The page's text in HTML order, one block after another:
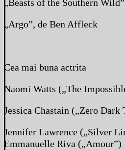
„Beasts of the Southern
„Argo”, de Ben Affleck
Cea mai buna actrita
Naomi Watts („The
Jessica Chastain („Zero Dark
Jennifer Lawrence („Silver
Emmanuelle Riva („Amour”)